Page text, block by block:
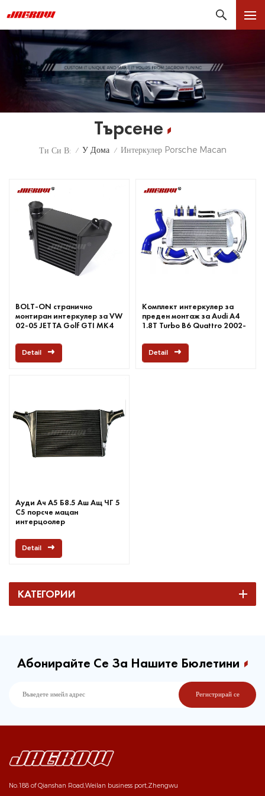
Търсене
Ти Си В: / У Дома / Интеркулер Porsche Macan
BOLT-ON странично
монтиран интеркулер за VW
02-05 JETTA Golf GTI MK4
Detail
Комплект интеркулер за
преден монтаж за Audi A4
1.8T Turbo B6 Quattro 2002-
Detail
Ауди Ач А5 Б8.5 Аш Ащ ЧГ 5
С5 порсче мацан
интерцоолер
Detail
КАТЕГОРИИ
Абонирайте Се За Нашите Бюлетини
No.188 of Qianshan Road,Weilan business port,Zhengwu